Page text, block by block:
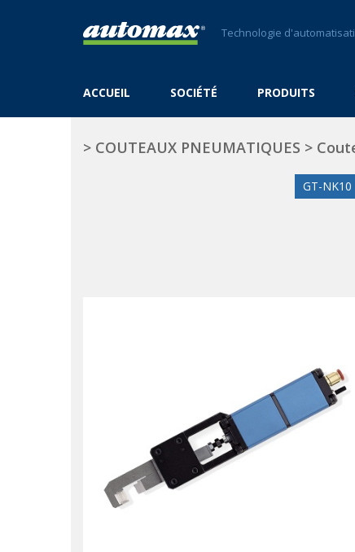
Technologie
ACCUEIL SOCIÉTÉ PRODUITS
> COUTEAUX PNEUMATIQUES >
GT-NK10